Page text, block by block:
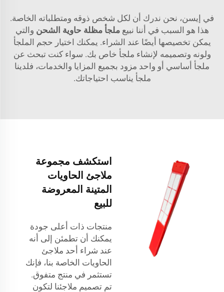
في إيسن، نحن ندرك أن لكل شخص ذوقه ومتطلباته الخاصة.
هذا هو السبب في أننا نبيعملجأ مظلة حاوية الشحن والتي
يمكن تخصيصها أيضًا عند الشراء. يمكنك اختيار حجم الملجأ
ولونه وتصميمه لإنشاء ملجأ خاص بك. سواء كنت تبحث عن
ملجأ أساسي أو واحد مزود بجميع المزايا والخدمات، فلدينا
ملجأ يناسب احتياجاتك.
استكشف مجموعة
ملاجئ الحاويات
المتينة المعروضة
للبيع
منتجات ذات أعلى جودة
يمكنك أن تطمئن إلى أنه
عند شراء أحد ملاجئ
الحاويات الخاصة بنا، فإنك
تستثمر في منتج متفوق.
تم تصميم ملاجئنا لتكون